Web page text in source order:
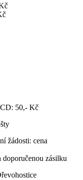
50,- Kč
žádosti: cena
doporučenou zásilku